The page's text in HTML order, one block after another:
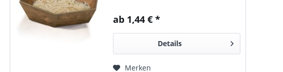
ab 1,44 € *
Details
Merken